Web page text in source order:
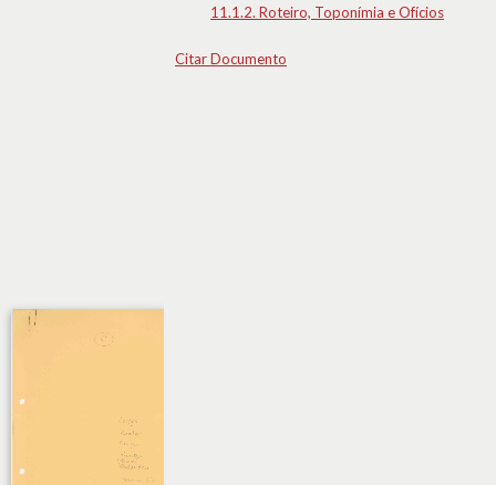
11.1.2. Roteiro, Toponímia e Ofícios
Citar Documento